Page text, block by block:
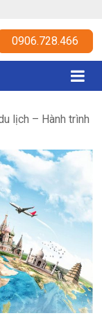
0906.728.466
lịch – Hành trình